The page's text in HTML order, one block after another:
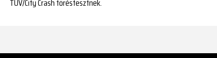
TÜV/City Crash töréstesztnek.